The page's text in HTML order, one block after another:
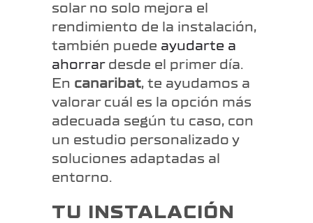
solar no solo mejora el
rendimiento de la instalación,
también puede ayudarte a
ahorrardesde el primer día.
En canaribat, te ayudamos a
valorar cuál es la opción más
adecuada según tu caso, con
un estudio personalizado y
soluciones adaptadas al
entorno.
TU INSTALACIÓN